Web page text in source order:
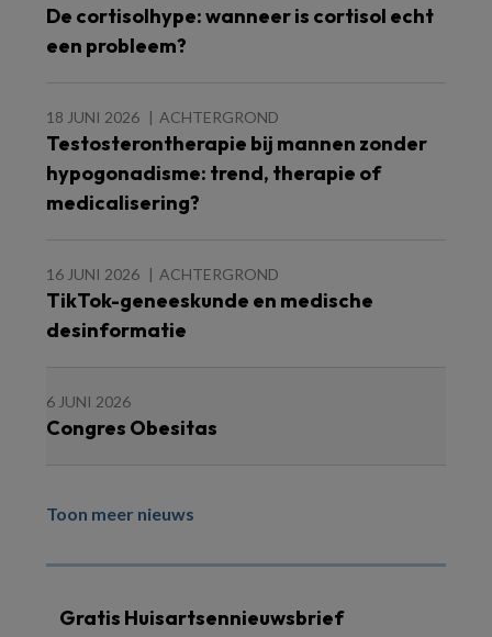
De cortisolhype: wanneer is cortisol echt
een probleem?
18 JUNI 2026 ACHTERGROND
Testosterontherapie bij mannen zonder
hypogonadisme: trend, therapie of
medicalisering?
16 JUNI 2026 ACHTERGROND
TikTok-geneeskunde en medische
desinformatie
6 JUNI 2026
Congres Obesitas
Toon meer nieuws
Gratis Huisartsennieuwsbrief